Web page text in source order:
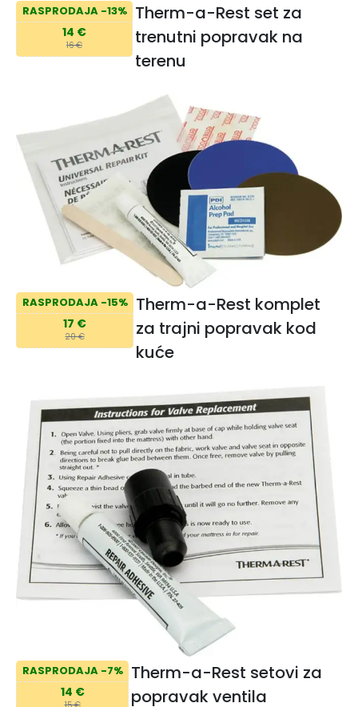
RASPRODAJA -13%
14 €
16 €
Therm-a-Rest set za
trenutni popravak na
terenu
RASPRODAJA -15%
17 €
20 €
Therm-a-Rest komplet
za trajni popravak kod
kuće
RASPRODAJA -7%
14 €
Therm-a-Rest setovi za
popravak ventila